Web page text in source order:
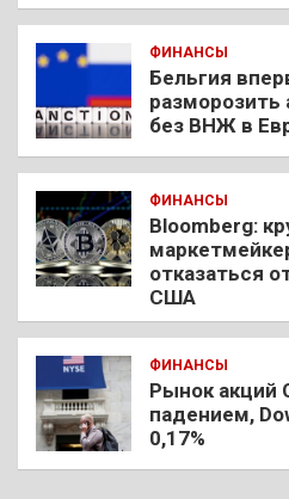
ФИНАНСЫ
Бельгия
разморозить
без ВНЖ в
ФИНАНСЫ
Bloomberg:
отказаться
США
ФИНАНСЫ
Рынок акций
падением,
0,17%